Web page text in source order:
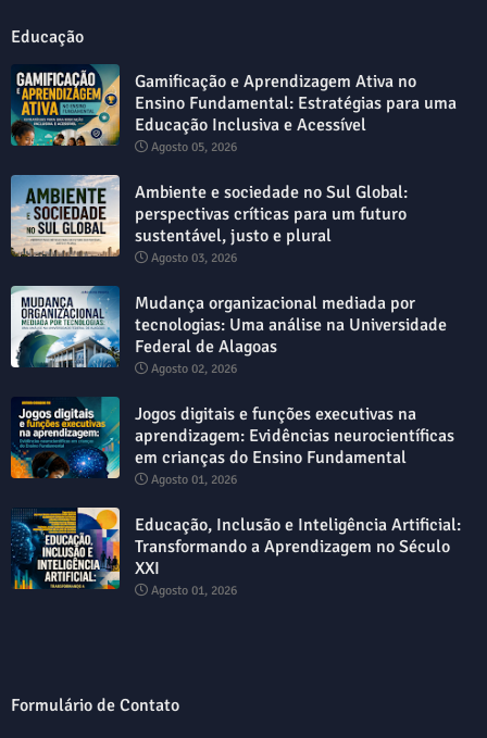
Educação
Gamificação e Aprendizagem Ativa no
Ensino Fundamental: Estratégias para uma
Educação Inclusiva e Acessível
Agosto 05, 2026
Ambiente e sociedade no Sul Global:
perspectivas críticas para um futuro
sustentável, justo e plural
Agosto 03, 2026
Mudança organizacional mediada por
tecnologias: Uma análise na Universidade
Federal de Alagoas
Agosto 02, 2026
Jogos digitais e funções executivas na
aprendizagem: Evidências neurocientíficas
em crianças do Ensino Fundamental
Agosto 01, 2026
Educação, Inclusão e Inteligência Artificial:
Transformando a Aprendizagem no Século
XXI
Agosto 01, 2026
Formulário de Contato